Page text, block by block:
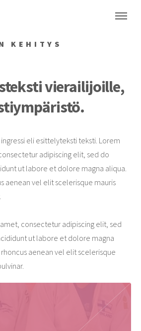
KEHITYS
vierailijoille,
eli esittelyteksti teksti. Lorem
adipiscing elit, sed do
ut labore et dolore magna aliqua.
aenean vel elit scelerisque mauris
consectetur adipiscing elit, sed
ut labore et dolore magna
aenean vel elit scelerisque